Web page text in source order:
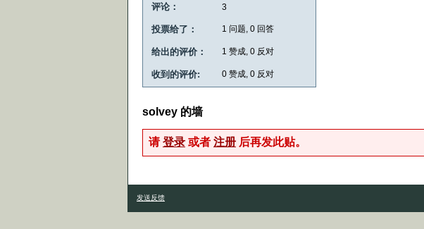
评论： 3
投票给了： 1 问题, 0 回答
给出的评价： 1 赞成, 0 反对
收到的评价: 0 赞成, 0 反对
solvey 的墙
请登录 或者 注册 后再发此贴。
发送反馈